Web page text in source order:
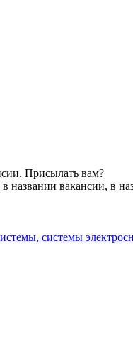
Присылать вам?
названии вакансии, в
системы